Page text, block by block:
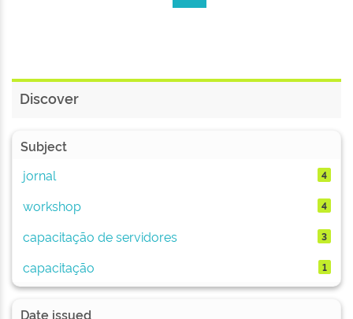
Discover
Subject
jornal
4
workshop 4
capacitação de servidores 3
capacitação 1
Date issued